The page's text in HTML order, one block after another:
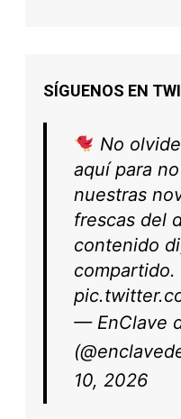
SÍGUENOS EN
No
aquí para
nuestras
frescas del
contenido
compartido.
— EnClave
10, 2026